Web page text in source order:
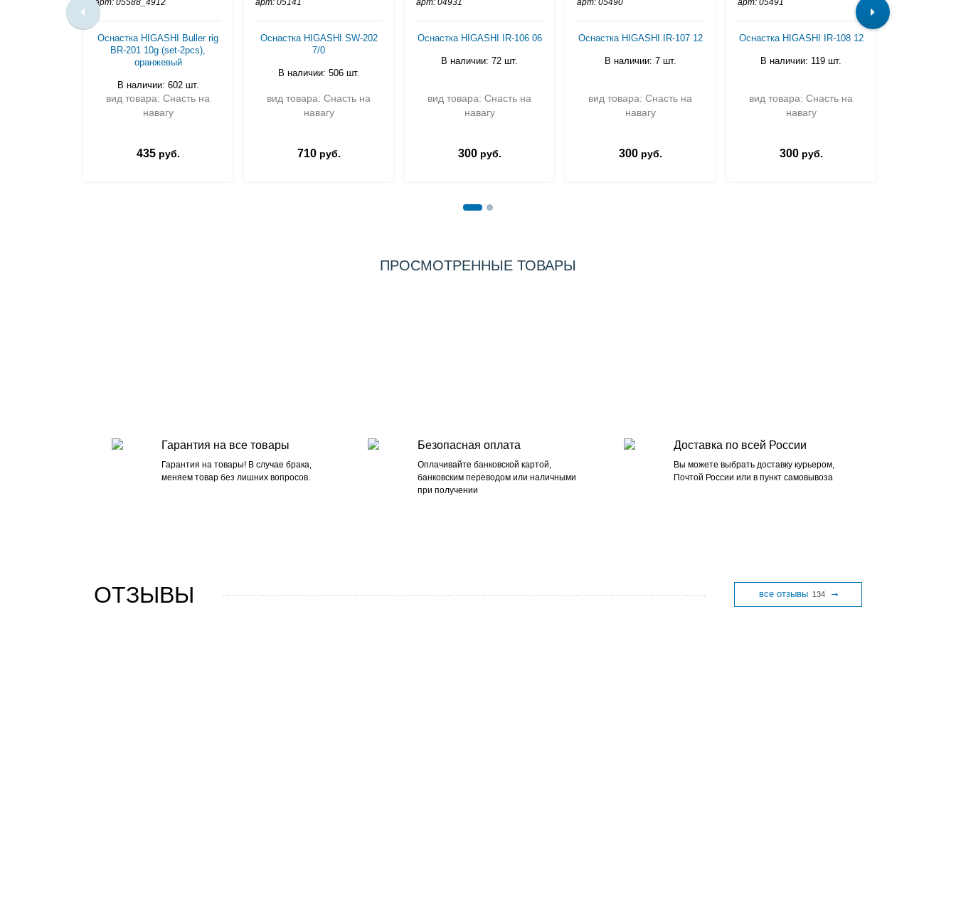
арт: 05588_4912
Оснастка HIGASHI Buller rig
BR-201 10g (set-2pcs),
оранжевый
В наличии: 602 шт.
вид товара: Снасть на
навагу
435руб.
арт: 05141
Оснастка HIGASHI SW-202
7/0
В наличии: 506 шт.
вид товара: Снасть на
навагу
710руб.
арт: 04931
Оснастка HIGASHI IR-106 06
В наличии: 72 шт.
вид товара: Снасть на
навагу
300руб.
арт: 05490
Оснастка HIGASHI IR-107 12
В наличии: 7 шт.
вид товара: Снасть на
навагу
300руб.
арт: 05491
Оснастка HIGASHI IR-108 12
В наличии: 119 шт.
вид товара: Снасть на
навагу
300руб.
ПРОСМОТРЕННЫЕ ТОВАРЫ
Гарантия на все товары
Гарантия на товары! В случае брака,
меняем товар без лишних вопросов.
Безопасная оплата
Оплачивайте банковской картой,
банковским переводом или наличными
при получении
Доставка по всей России
Вы можете выбрать доставку курьером,
Почтой России или в пункт самовывоза
ОТЗЫВЫ все отзывы 134